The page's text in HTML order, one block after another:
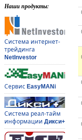
Наши продукты:
Система интернет-
трейдинга
NetInvestor
Сервис EasyMANi
Система реал-тайм
информации Дикси+